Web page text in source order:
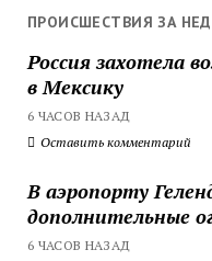
ПРОИСШЕСТВИЯ ЗА
Россия захотела
в Мексику
6 ЧАСОВ НАЗАД
Оставить комментарий
В аэропорту
дополнительные
6 ЧАСОВ НАЗАД